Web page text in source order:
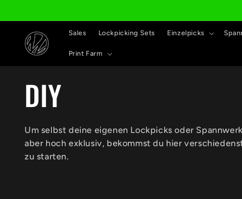
Inhalt
Sales Lockpicking Sets Einzelpicks
Print Farm
K
a
t
DIY
Um selbst deine eigenen Lockpicks oder
aber hoch exklusiv, bekommst du hier
zu starten.